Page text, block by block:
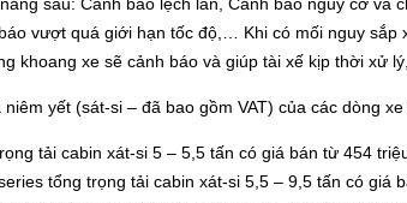
sau: Cảnh báo lệch làn, Cảnh báo nguy cơ
vượt quá giới hạn tốc độ,… Khi có mối nguy sắp
khoang xe sẽ cảnh báo và giúp tài xế kịp thời xử
yết (sát-si – đã bao gồm VAT) của các dòng
tải cabin xát-si 5 – 5,5 tấn có giá bán từ 454
tổng trọng tải cabin xát-si 5,5 – 9,5 tấn có giá